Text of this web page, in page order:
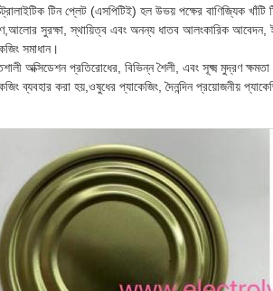
টিন প্লেট (এসপিটিই) হল উভয় পক্ষের বাণিজ্যিক
সুরক্ষা, স্থায়িত্ব এবং অনন্য ধাতব আলংকারিক আবেদন,
সমাধান।
অক্সিডেশন প্রতিরোধের, বিভিন্ন শৈলী, এবং সূক্ষ্ম মুদ্রণ
ব্যবহার করা হয়,ওষুধের প্যাকেজিং, দৈনন্দিন প্রয়োজনীয়